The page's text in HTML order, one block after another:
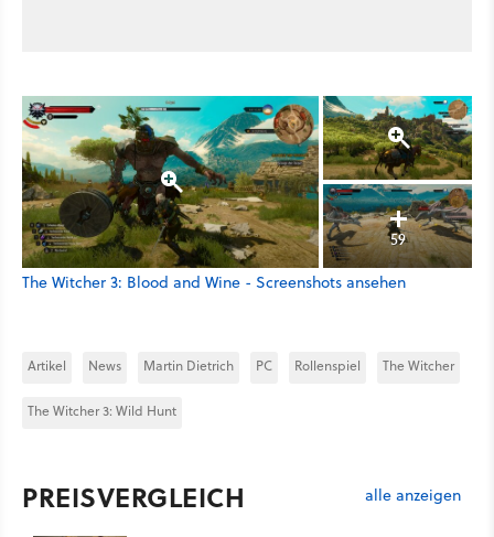
59
The Witcher 3: Blood and Wine - Screenshots ansehen
Artikel News Martin Dietrich PC Rollenspiel The Witcher
The Witcher 3: Wild Hunt
PREISVERGLEICH alle anzeigen